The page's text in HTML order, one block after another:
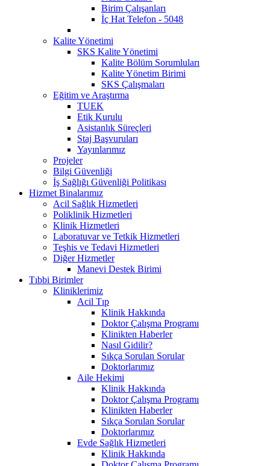
Birim Çalışanları
İç Hat Telefon - 5048
Kalite Yönetimi
SKS Kalite Yönetimi
Kalite Bölüm Sorumluları
Kalite Yönetim Birimi
SKS Çalışmaları
Eğitim ve Araştırma
TUEK
Etik Kurulu
Asistanlık Süreçleri
Staj Başvuruları
Yayınlarımız
Projeler
Bilgi Güvenliği
İş Sağlığı Güvenliği Politikası
Hizmet Binalarımız
Acil Sağlık Hizmetleri
Poliklinik Hizmetleri
Klinik Hizmetleri
Laboratuvar ve Tetkik Hizmetleri
Teşhis ve Tedavi Hizmetleri
Diğer Hizmetler
Manevi Destek Birimi
Tıbbi Birimler
Kliniklerimiz
Acil Tıp
Klinik Hakkında
Doktor Çalışma Programı
Klinikten Haberler
Nasıl Gidilir?
Sıkça Sorulan Sorular
Doktorlarımız
Aile Hekimi
Klinik Hakkında
Doktor Çalışma Programı
Klinikten Haberler
Sıkça Sorulan Sorular
Doktorlarımız
Evde Sağlık Hizmetleri
Klinik Hakkında